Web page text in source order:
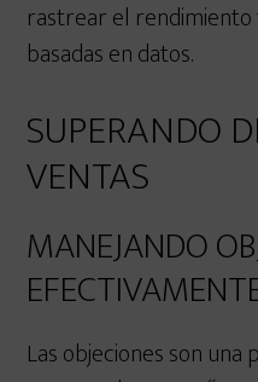
rastrear el
basadas en datos.
SUPERANDO
VENTAS
MANEJANDO
Las objeciones son